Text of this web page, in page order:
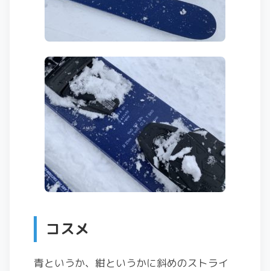
コスメ
青というか、紺というかに斜めのストライ